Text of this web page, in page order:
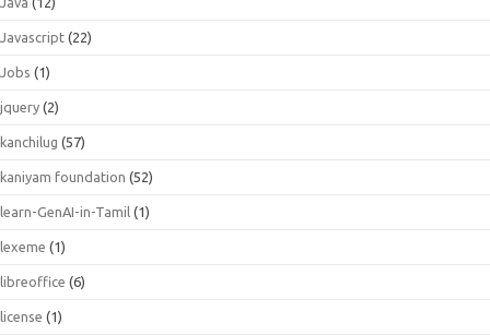
Javascript (22)
Jobs (1)
jquery (2)
kanchilug (57)
kaniyam foundation (52)
learn-GenAI-in-Tamil (1)
lexeme (1)
libreoffice (6)
license (1)